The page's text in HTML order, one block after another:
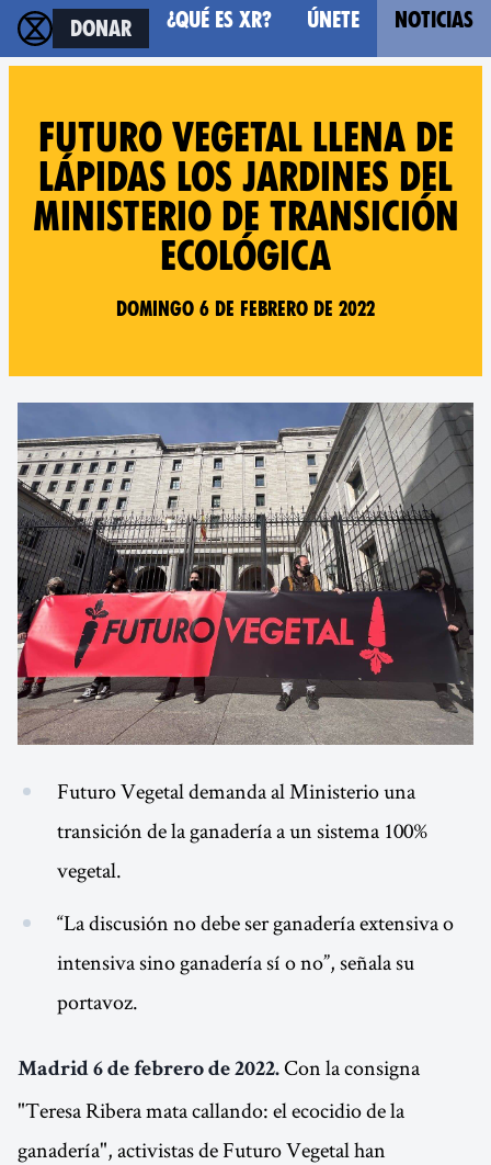
Donar ¿Qué es XR? Únete Noticias
Futuro Vegetal llena de
lápidas los jardines del
Ministerio de Transición
Ecológica
Domingo 6 de Febrero de 2022
Futuro Vegetal demanda al Ministerio una
transición de la ganadería a un sistema 100%
vegetal.
“La discusión no debe ser ganadería extensiva o
intensiva sino ganadería sí o no”, señala su
portavoz.
Madrid 6 de febrero de 2022. Con la consigna
"Teresa Ribera mata callando: el ecocidio de la
ganadería", activistas de Futuro Vegetal han